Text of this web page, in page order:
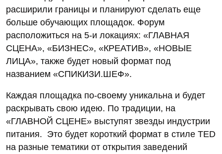
расширили границы и планируют сделать еще
больше обучающих площадок. Форум
расположиться на 5-и локациях: «ГЛАВНАЯ
СЦЕНА», «БИЗНЕС», «КРЕАТИВ», «НОВЫЕ
ЛИЦА», также будет новый формат под
названием «СПИКИЗИ.ШЕФ».
Каждая площадка по-своему уникальна и будет
раскрывать свою идею. По традиции, на
«ГЛАВНОЙ СЦЕНЕ» выступят звезды индустрии
питания. Это будет короткий формат в стиле TED
на разные тематики от открытия заведений